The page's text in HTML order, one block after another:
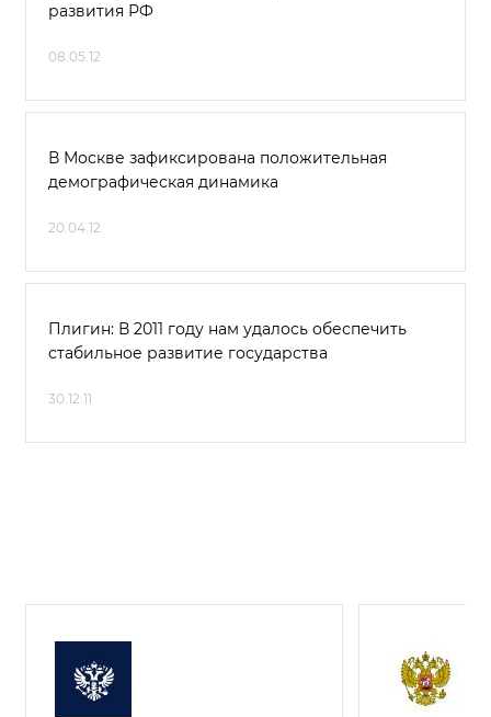
развития РФ
08.05.12
В Москве зафиксирована положительная
демографическая динамика
20.04.12
Плигин: В 2011 году нам удалось обеспечить
стабильное развитие государства
30.12.11